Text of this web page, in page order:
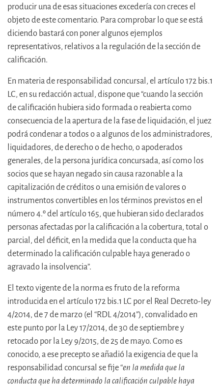
producir una de esas situaciones excedería con creces el
objeto de este comentario. Para comprobar lo que se está
diciendo bastará con poner algunos ejemplos
representativos, relativos a la regulación de la sección de
calificación.
En materia de responsabilidad concursal, el artículo 172 bis.1
LC, en su redacción actual, dispone que “cuando la sección
de calificación hubiera sido formada o reabierta como
consecuencia de la apertura de la fase de liquidación, el juez
podrá condenar a todos o a algunos de los administradores,
liquidadores, de derecho o de hecho, o apoderados
generales, de la persona jurídica concursada, así como los
socios que se hayan negado sin causa razonable a la
capitalización de créditos o una emisión de valores o
instrumentos convertibles en los términos previstos en el
número 4.º del artículo 165, que hubieran sido declarados
personas afectadas por la calificación a la cobertura, total o
parcial, del déficit, en la medida que la conducta que ha
determinado la calificación culpable haya generado o
agravado la insolvencia”.
El texto vigente de la norma es fruto de la reforma
introducida en el artículo 172 bis.1 LC por el Real Decreto-ley
4/2014, de 7 de marzo (el “RDL 4/2014”), convalidado en
este punto por la Ley 17/2014, de 30 de septiembre y
retocado por la Ley 9/2015, de 25 de mayo. Como es
conocido, a ese precepto se añadió la exigencia de que la
responsabilidad concursal se fije “en la medida que la
conducta que ha determinado la calificación culpable haya